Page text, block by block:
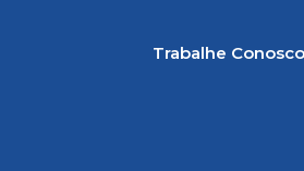
Trabalhe Conosco